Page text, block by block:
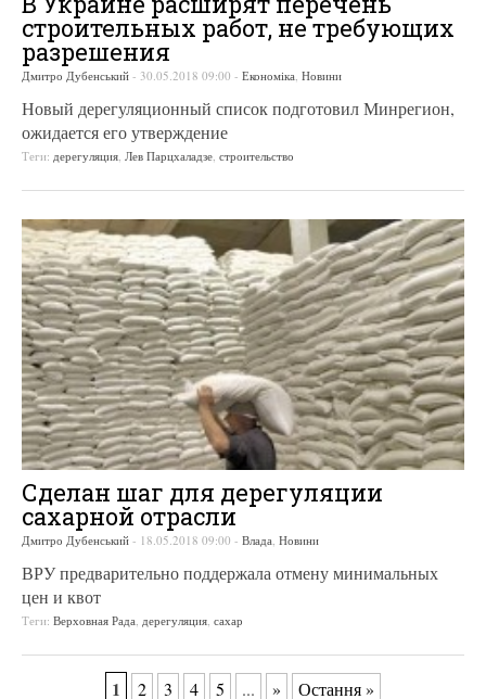
строительных работ, не требующих
разрешения
Дмитро Дубенський - 30.05.2018 09:00 - Економіка Новини
Новый дерегуляционный список подготовил Минрегион,
ожидается его утверждение
Теги: дерегуляция Лев Парцхаладзе строительство
Сделан шаг для дерегуляции
сахарной отрасли
Дмитро Дубенський - 18.05.2018 09:00 - Влада Новини
ВРУ предварительно поддержала отмену минимальных
цен и квот
Теги: Верховная Рада дерегуляция сахар
1 2 3 4 5 ... » Остання »